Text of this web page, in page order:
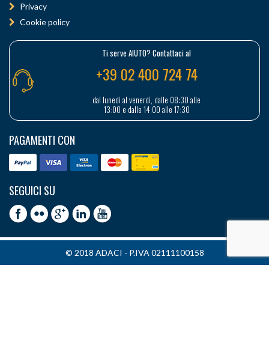
Privacy
Cookie policy
Ti serve AIUTO? Contattaci al
+39 02 400 724 74
dal lunedì al venerdì, dalle 08:30 alle
13:00 e dalle 14:00 alle 17:30
PAGAMENTI CON
SEGUICI SU
© 2018 ADACI - P.IVA 02111100158